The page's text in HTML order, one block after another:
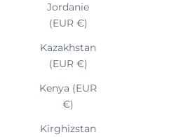
Jordanie
(EUR €)
Kazakhstan
(EUR €)
Kenya (EUR
€)
Kirghizstan